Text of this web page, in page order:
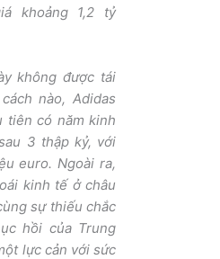
khoảng 1,2 tỷ
không được tái
nào, Adidas
tiên có năm kinh
3 thập kỷ, với
euro. Ngoài ra,
kinh tế ở châu
sự thiếu chắc
hồi của Trung
lực cản với sức